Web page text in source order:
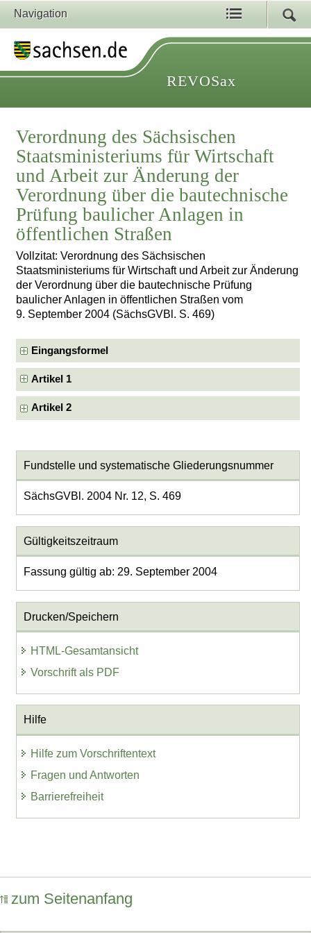
Navigation
REVOSax
Verordnung des Sächsischen
Staatsministeriums für Wirtschaft
und Arbeit zur Änderung der
Verordnung über die bautechnische
Prüfung baulicher Anlagen in
öffentlichen Straßen
Vollzitat: Verordnung des Sächsischen
Staatsministeriums für Wirtschaft und Arbeit zur Änderung
der Verordnung über die bautechnische Prüfung
baulicher Anlagen in öffentlichen Straßen vom
9. September 2004 (SächsGVBl. S. 469)
Eingangsformel
Artikel 1
Artikel 2
Fundstelle und systematische Gliederungsnummer
SächsGVBl. 2004 Nr. 12, S. 469
Gültigkeitszeitraum
Fassung gültig ab: 29. September 2004
Drucken/Speichern
HTML-Gesamtansicht
Vorschrift als PDF
Hilfe
Hilfe zum Vorschriftentext
Fragen und Antworten
Barrierefreiheit
zum Seitenanfang